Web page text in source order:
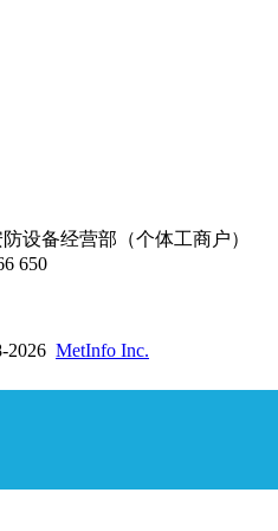
设备经营部（个体工商户）
650
2026 MetInfo Inc.